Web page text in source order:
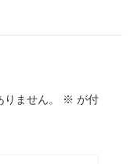
ません。 ※ が付